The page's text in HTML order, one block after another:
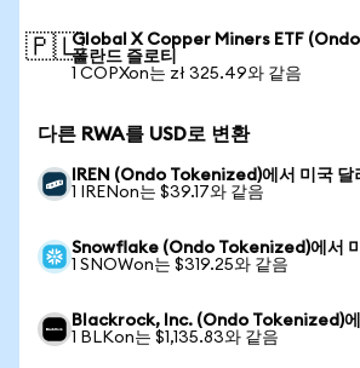
🇵🇱Global X Copper Miners ETF
폴란드 즐로티
1 COPXon는 zł 325.49와 같음
다른 RWA를 USD로 변환
IREN (Ondo Tokenized)에서 미국 달
1 IRENon는 $39.17와 같음
Snowflake (Ondo Tokenized)에서
1 SNOWon는 $319.25와 같음
Blackrock, Inc. (Ondo Tokenized)에
1 BLKon는 $1,135.83와 같음